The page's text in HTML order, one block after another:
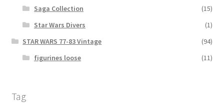
Saga Collection
(15)
Star Wars Divers
(1)
STAR WARS 77-83 Vintage
(94)
figurines loose
(11)
Tag